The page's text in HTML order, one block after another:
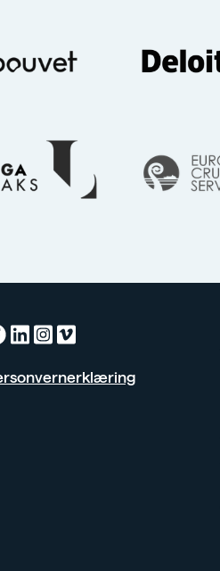
Facebook
Linkedin
Instagram
Vimeo